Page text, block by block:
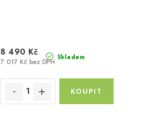
Skladem
7 017 Kč bez DPH
8 490 Kč